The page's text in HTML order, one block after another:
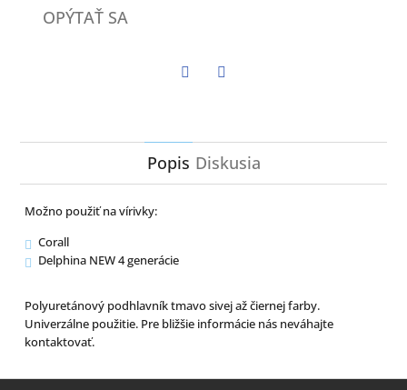
OPÝTAŤ SA
Popis Diskusia
Možno použiť na vírivky:
Corall
Delphina NEW 4 generácie
Polyuretánový podhlavník tmavo sivej až čiernej farby.
Univerzálne použitie. Pre bližšie informácie nás neváhajte
kontaktovať.